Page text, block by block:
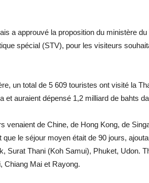
a approuvé la proposition du ministère
spécial (STV), pour les visiteurs
un total de 5 609 touristes ont visité la
et auraient dépensé 1,2 milliard de bahts
venaient de Chine, de Hong Kong, de
que le séjour moyen était de 90 jours,
Surat Thani (Koh Samui), Phuket, Udon.
Chiang Mai et Rayong.